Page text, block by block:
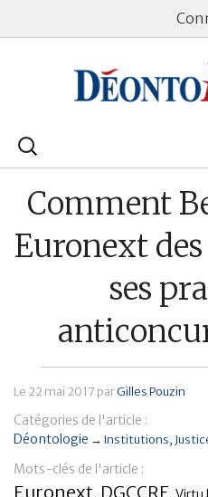
Rechercher
Immobilier
Banque
Comment
Euronext
ses
Le 22 mai 2017 parGilles Pouzin
Catégories de l'article :
Déontologie → Institutions
Mots-clés de l'article :
Euronext